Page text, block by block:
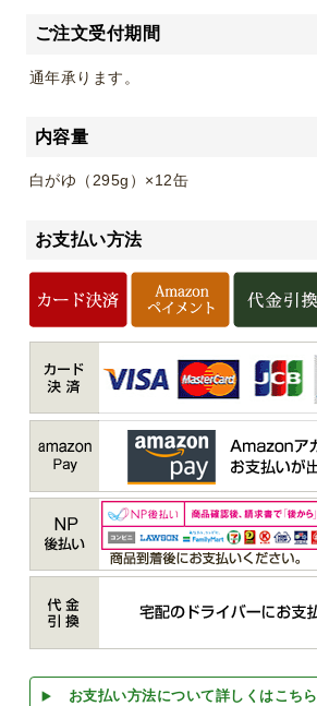
ご注文受付期間
通年承ります。
内容量
白がゆ（295g）×12缶
お支払い方法
お支払い方法について詳しくはこちら